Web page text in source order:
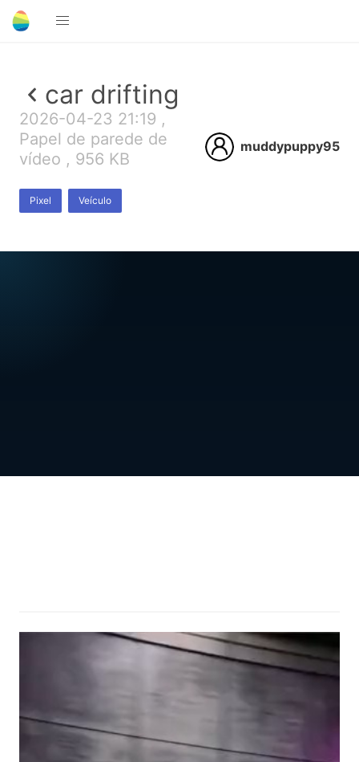
car drifting
2026-04-23 21:19 ,
Papel de parede de
vídeo , 956 KB
Pixel Veículo
muddypuppy95